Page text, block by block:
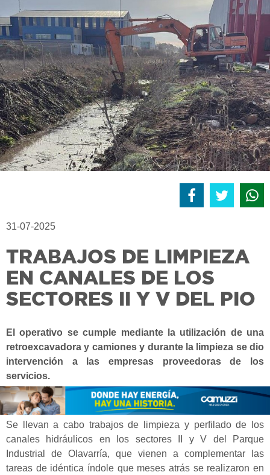
31-07-2025
TRABAJOS DE LIMPIEZA
EN CANALES DE LOS
SECTORES II Y V DEL PIO
El operativo se cumple mediante la utilización de una
retroexcavadora y camiones y durante la limpieza se dio
intervención a las empresas proveedoras de los
servicios.
Se llevan a cabo trabajos de limpieza y perfilado de los
canales hidráulicos en los sectores II y V del Parque
Industrial de Olavarría, que vienen a complementar las
tareas de idéntica índole que meses atrás se realizaron en